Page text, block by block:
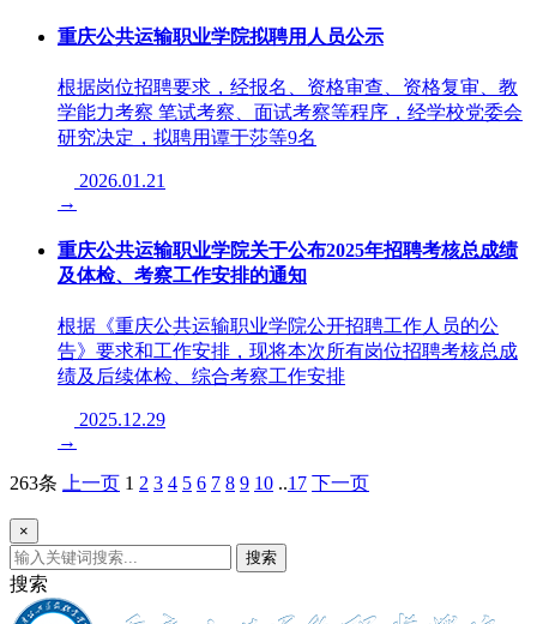
重庆公共运输职业学院拟聘用人员公示
根据岗位招聘要求，经报名、资格审查、资格复审、教
学能力考察 笔试考察、面试考察等程序，经学校党委会
研究决定，拟聘用谭于莎等9名
2026.01.21
→
重庆公共运输职业学院关于公布2025年招聘考核总成绩
及体检、考察工作安排的通知
根据《重庆公共运输职业学院公开招聘工作人员的公
告》要求和工作安排，现将本次所有岗位招聘考核总成
绩及后续体检、综合考察工作安排
2025.12.29
→
263条 上一页 1 2 3 4 5 6 7 8 9 10 ..17 下一页
×
搜索
搜索